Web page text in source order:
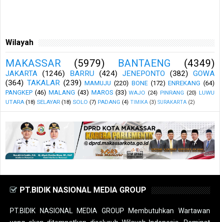
Wilayah
MAKASSAR (5979) BANTAENG (4349)
JAKARTA (1246) BARRU (424) JENEPONTO (382)
GOWA
(364) TAKALAR (239) MAMUJU (220) BONE (172) ENREKANG (64)
PANGKEP (46) MALANG (43) MAROS (33) WAJO (24) PINRANG (20) LUWU
UTARA (18) SELAYAR (18) SOLO (7) PADANG (4) TIMIKA (3) SURAKARTA (2)
PT.BIDIK NASIONAL MEDIA GROUP
PT.BIDIK NASIONAL MEDIA GROUP Membutuhkan Wartawan